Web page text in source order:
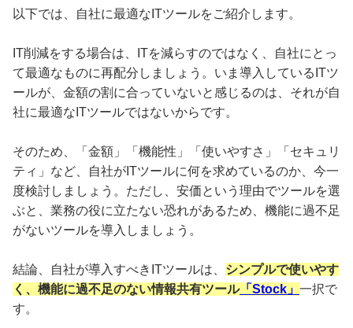
以下では、自社に最適なITツールをご紹介します。
IT削減をする場合は、ITを減らすのではなく、自社にとっ
て最適なものに再配分しましょう。いま導入しているITツ
ールが、金額の割に合っていないと感じるのは、それが自
社に最適なITツールではないからです。
そのため、「金額」「機能性」「使いやすさ」「セキュリ
ティ」など、自社がITツールに何を求めているのか、今一
度検討しましょう。ただし、安価という理由でツールを選
ぶと、業務の役に立たない恐れがあるため、機能に過不足
がないツールを導入しましょう。
結論、自社が導入すべきITツールは、 シンプルで使いやす
く、機能に過不足のない情報共有ツール「Stock」 一択で
す。